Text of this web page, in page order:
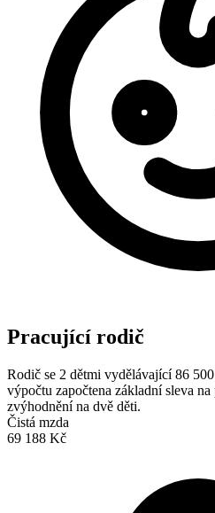
Pracující rodič
Rodič se 2 dětmi vydělávající 86
výpočtu započtena základní sleva
zvýhodnění na dvě děti.
Čistá mzda
69 188 Kč